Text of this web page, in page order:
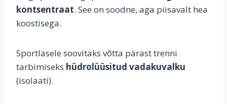
kontsentraat. See on soodne, aga piisavalt hea
koostisega.
Sportlasele soovitaks võtta pärast trenni
tarbimiseks hüdrolüüsitud vadakuvalku
(isolaati).